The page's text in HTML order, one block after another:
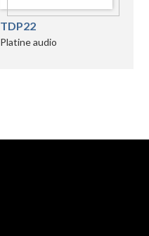
TDP22
Platine audio